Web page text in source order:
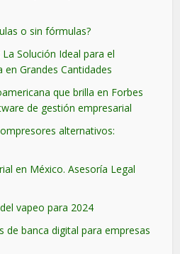
o sin fórmulas?
Solución Ideal para el
Grandes Cantidades
que brilla en Forbes
de gestión empresarial
alternativos:
en México. Asesoría Legal
vapeo para 2024
de banca digital para empresas